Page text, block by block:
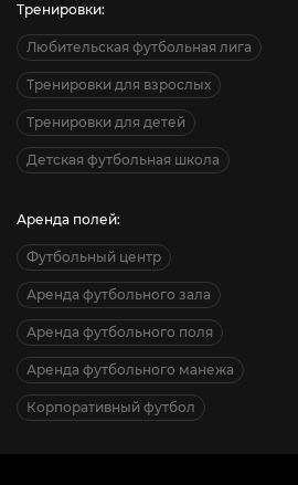
Тренировки:
Любительская футбольная лига
Тренировки для взрослых
Тренировки для детей
Детская футбольная школа
Аренда полей:
Футбольный центр
Аренда футбольного зала
Аренда футбольного поля
Аренда футбольного манежа
Корпоративный футбол